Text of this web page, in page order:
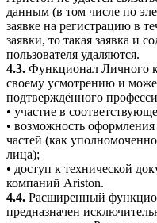
данным (в том числе по
заявке на регистрацию в
заявки, то такая заявка и
пользователя удаляются.
4.3. Функционал Личного
своему усмотрению и
подтверждённого
• участие в
• возможность оформления
частей (как
лица);
• доступ к технической
компаний Ariston.
4.4. Расширенный
предназначен